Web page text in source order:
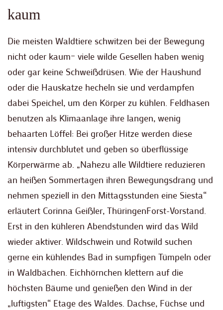
kaum
Die meisten Waldtiere schwitzen bei der Bewegung
nicht oder kaum– viele wilde Gesellen haben wenig
oder gar keine Schweißdrüsen. Wie der Haushund
oder die Hauskatze hecheln sie und verdampfen
dabei Speichel, um den Körper zu kühlen. Feldhasen
benutzen als Klimaanlage ihre langen, wenig
behaarten Löffel: Bei großer Hitze werden diese
intensiv durchblutet und geben so überflüssige
Körperwärme ab. „Nahezu alle Wildtiere reduzieren
an heißen Sommertagen ihren Bewegungsdrang und
nehmen speziell in den Mittagsstunden eine Siesta“
erläutert Corinna Geißler, ThüringenForst-Vorstand.
Erst in den kühleren Abendstunden wird das Wild
wieder aktiver. Wildschwein und Rotwild suchen
gerne ein kühlendes Bad in sumpfigen Tümpeln oder
in Waldbächen. Eichhörnchen klettern auf die
höchsten Bäume und genießen den Wind in der
„luftigsten“ Etage des Waldes. Dachse, Füchse und